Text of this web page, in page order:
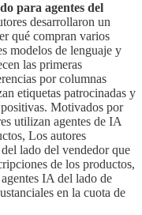
para agentes del
desarrollaron un
qué compran varios
modelos de lenguaje y
las primeras
por columnas
etiquetas patrocinadas y
Motivados por
utilizan agentes de IA
Los autores
lado del vendedor que
de los productos,
IA del lado de
en la cuota de